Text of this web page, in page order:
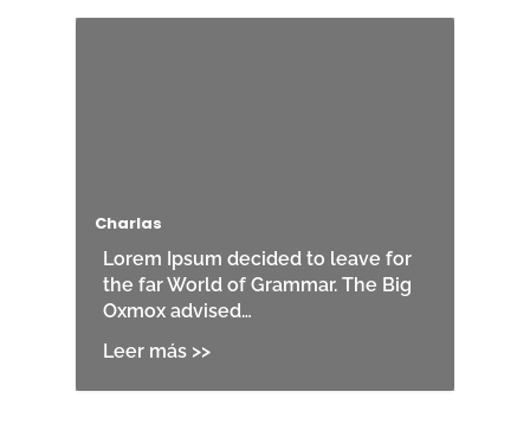
Charlas
Lorem Ipsum decided to leave for
the far World of Grammar. The Big
Oxmox advised…